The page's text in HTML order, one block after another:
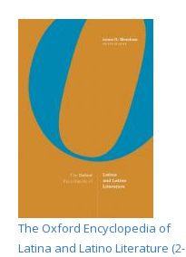
The Oxford Encyclopedia of
Latina and Latino Literature (2-